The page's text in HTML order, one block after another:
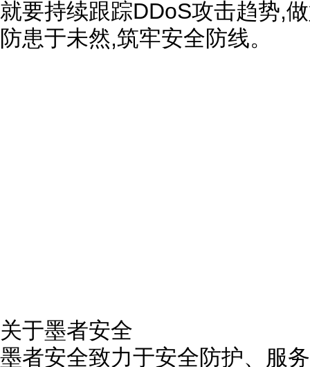
就要持续跟踪DDoS攻击趋势,
防患于未然,筑牢安全防线。
关于墨者安全
墨者安全致力于安全防护、服